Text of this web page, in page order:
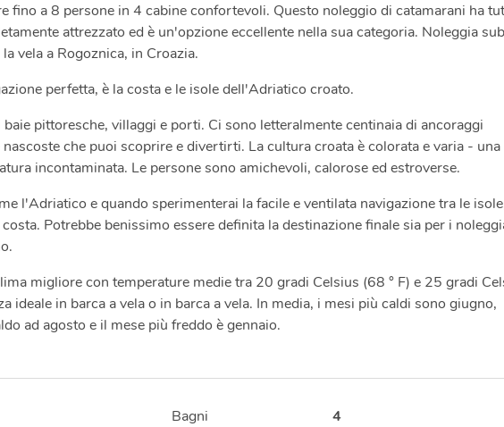
fino a 8 persone in 4 cabine confortevoli. Questo noleggio di catamarani ha
attrezzato ed è un'opzione eccellente nella sua categoria. Noleggia
vela a Rogoznica, in Croazia.
perfetta, è la costa e le isole dell'Adriatico croato.
pittoresche, villaggi e porti. Ci sono letteralmente centinaia di ancoraggi
che puoi scoprire e divertirti. La cultura croata è colorata e varia - una
incontaminata. Le persone sono amichevoli, calorose ed estroverse.
l'Adriatico e quando sperimenterai la facile e ventilata navigazione tra le
Potrebbe benissimo essere definita la destinazione finale sia per i
migliore con temperature medie tra 20 gradi Celsius (68 ° F) e 25 gradi
ideale in barca a vela o in barca a vela. In media, i mesi più caldi sono giugno,
ad agosto e il mese più freddo è gennaio.
Bagni
4